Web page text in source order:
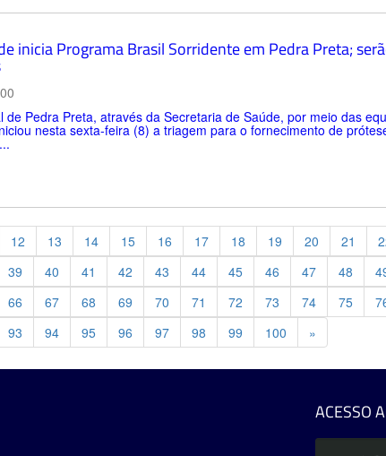
inicia Programa Brasil Sorridente em Pedra Preta;
de Pedra Preta, através da Secretaria de Saúde, por meio das
nesta sexta-feira (8) a triagem para o fornecimento de
12 13 14 15 16 17 18 19 20 21
39 40 41 42 43 44 45 46 47 48
66 67 68 69 70 71 72 73 74 75
93 94 95 96 97 98 99 100 »
ACESSO